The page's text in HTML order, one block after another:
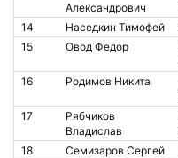
Александрович
14 Наседкин Тимофей
15
Овод Федор
16 Родимов Никита
17
Рябчиков
Владислав
18 Семизаров Сергей